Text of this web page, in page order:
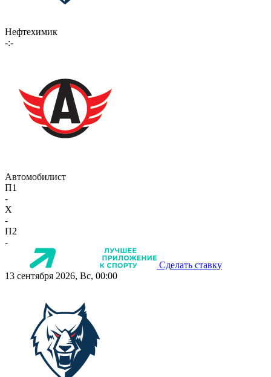
Нефтехимик
-:-
Автомобилист
П1
-
X
-
П2
-
Сделать ставку
13 сентября 2026, Вс, 00:00